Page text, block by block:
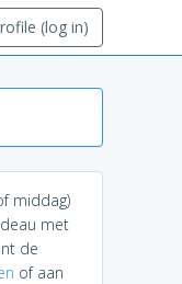
(log in)
middag)
met
de
of aan